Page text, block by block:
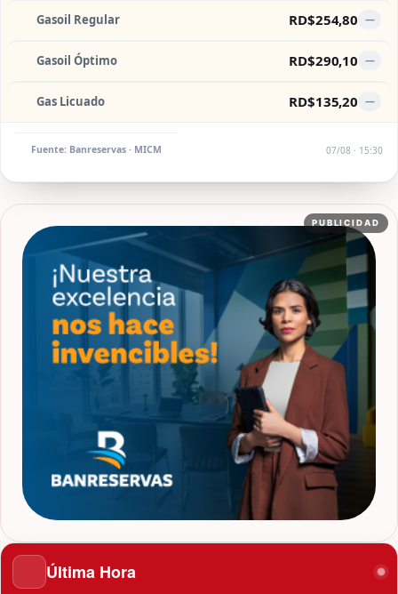
Gasoil Regular RD$254,80 —
Gasoil Óptimo RD$290,10 —
Gas Licuado RD$135,20 —
Fuente: Banreservas · MICM 07/08 · 15:30
PUBLICIDAD
Última Hora